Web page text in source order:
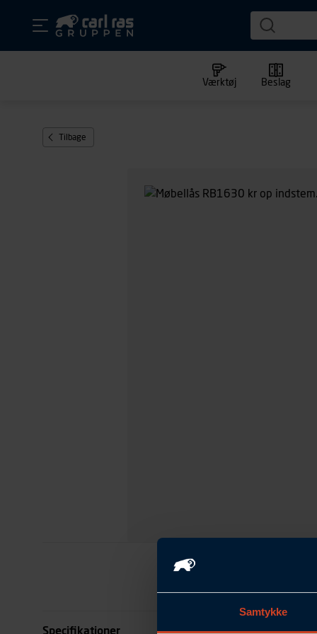
Samtykke
Værktøj Beslag
Tilbage
Specifikationer